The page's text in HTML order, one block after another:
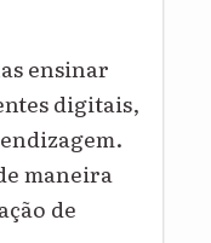
ensinar
digitais,
maneira
de